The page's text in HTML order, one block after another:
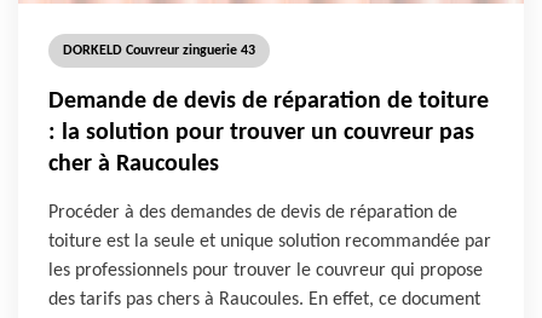
DORKELD Couvreur zinguerie 43
Demande de devis de réparation de toiture
: la solution pour trouver un couvreur pas
cher à Raucoules
Procéder à des demandes de devis de réparation de
toiture est la seule et unique solution recommandée par
les professionnels pour trouver le couvreur qui propose
des tarifs pas chers à Raucoules. En effet, ce document